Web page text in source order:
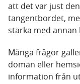
att det var just
tangentbordet,
stärka med annan
Många frågor
domän eller
information från